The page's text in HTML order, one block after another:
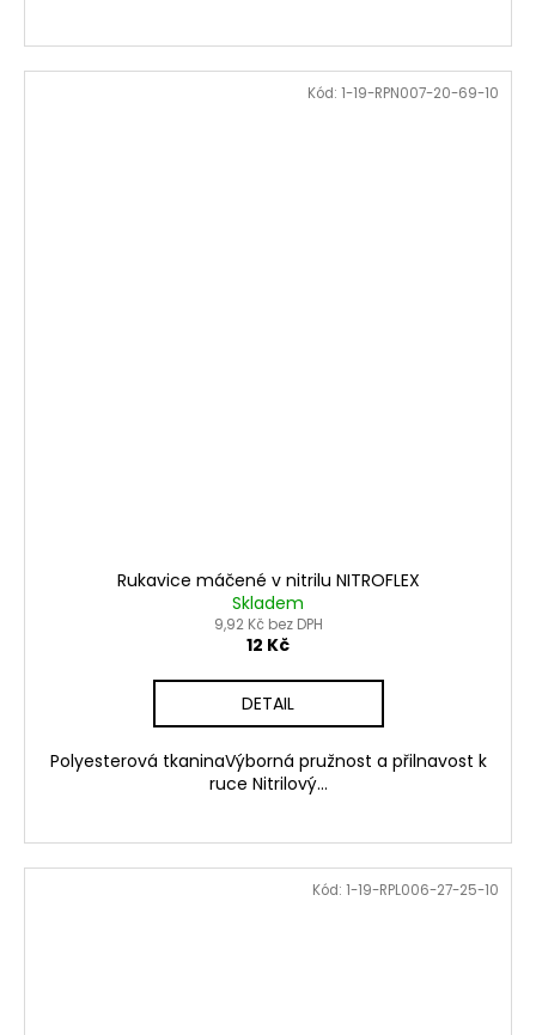
Rukavice máčené v nitrilu NITROFLEX
Skladem
9,92 Kč bez DPH
12 Kč
DETAIL
Polyesterová tkaninaVýborná pružnost a přilnavost k
ruce Nitrilový...
Kód: 1-19-RPN007-20-69-10
Kód: 1-19-RPL006-27-25-10